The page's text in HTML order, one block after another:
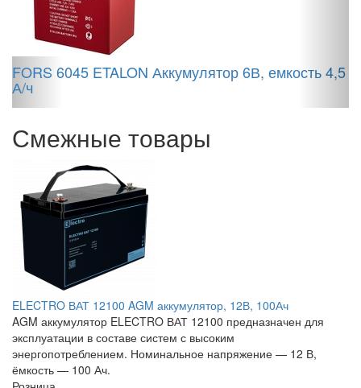
FORS 6045 ETALON Аккумулятор 6В, емкость 4,5
А/ч
Смежные товары
ELECTRO ВАТ 12100 AGM аккумулятор, 12В, 100Ач
AGM аккумулятор ELECTRO ВАТ 12100 предназначен для
эксплуатации в составе систем с высоким
энергопотреблением. Номинальное напряжение — 12 В,
ёмкость — 100 Ач.